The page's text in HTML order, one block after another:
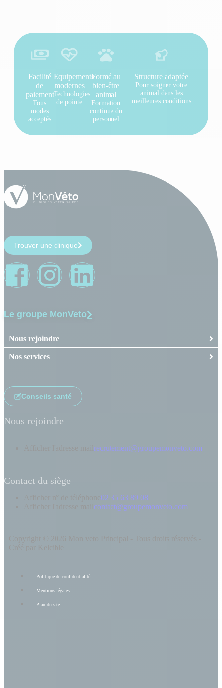
Facilité
de
paiement
Tous
modes
acceptés
Equipements
modernes
Technologies
de pointe
Formé au
bien-être
animal
Formation
continue du
personnel
Structure adaptée
Pour soigner votre
animal dans les
meilleures conditions
Trouver une clinique
Le groupe MonVeto
Nous rejoindre
Nos services
Conseils santé
Nous rejoindre
recrutement@groupemonveto.com
Contact du siège
02 35 63 89 08
contact@groupemonveto.com
Politique de confidentialité
Mentions légales
Plan du site